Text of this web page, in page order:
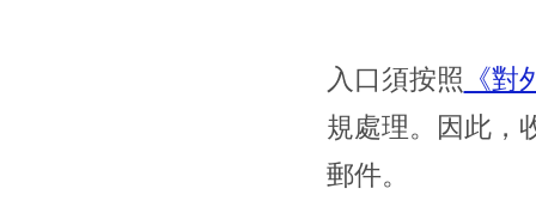
入口須按照 《
規處理。因此，
郵件。